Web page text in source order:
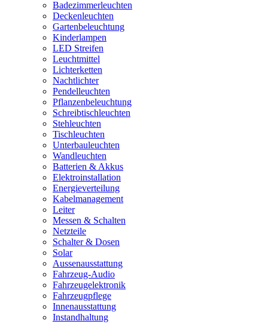
Badezimmerleuchten
Deckenleuchten
Gartenbeleuchtung
Kinderlampen
LED Streifen
Leuchtmittel
Lichterketten
Nachtlichter
Pendelleuchten
Pflanzenbeleuchtung
Schreibtischleuchten
Stehleuchten
Tischleuchten
Unterbauleuchten
Wandleuchten
Batterien & Akkus
Elektroinstallation
Energieverteilung
Kabelmanagement
Leiter
Messen & Schalten
Netzteile
Schalter & Dosen
Solar
Aussenausstattung
Fahrzeug-Audio
Fahrzeugelektronik
Fahrzeugpflege
Innenausstattung
Instandhaltung